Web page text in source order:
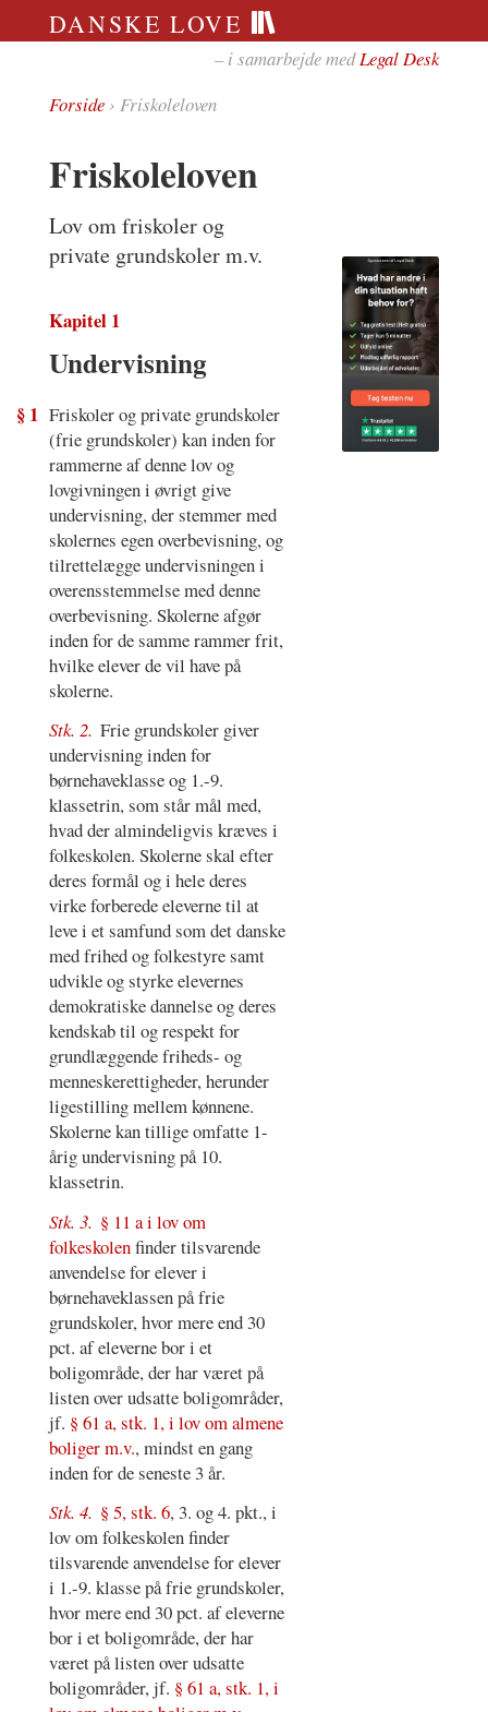
DANSKE LOVE
– i samarbejde medLegal Desk
Forside› Friskoleloven
Friskoleloven
Lov om friskoler og
private grundskoler m.v.
Kapitel 1
Undervisning
§ 1 Friskoler og private grundskoler
(frie grundskoler) kan inden for
rammerne af denne lov og
lovgivningen i øvrigt give
undervisning, der stemmer med
skolernes egen overbevisning, og
tilrettelægge undervisningen i
overensstemmelse med denne
overbevisning. Skolerne afgør
inden for de samme rammer frit,
hvilke elever de vil have på
skolerne.
Stk. 2. Frie grundskoler giver
undervisning inden for
børnehaveklasse og 1.-9.
klassetrin, som står mål med,
hvad der almindeligvis kræves i
folkeskolen. Skolerne skal efter
deres formål og i hele deres
virke forberede eleverne til at
leve i et samfund som det danske
med frihed og folkestyre samt
udvikle og styrke elevernes
demokratiske dannelse og deres
kendskab til og respekt for
grundlæggende friheds- og
menneskerettigheder, herunder
ligestilling mellem kønnene.
Skolerne kan tillige omfatte 1-
årig undervisning på 10.
klassetrin.
Stk. 3. § 11 a i lov om
folkeskolenfinder tilsvarende
anvendelse for elever i
børnehaveklassen på frie
grundskoler, hvor mere end 30
pct. af eleverne bor i et
boligområde, der har været på
listen over udsatte boligområder,
jf. § 61 a, stk. 1, i lov om almene
boliger m.v., mindst en gang
inden for de seneste 3 år.
Stk. 4. § 5, stk. 6, 3. og 4. pkt., i
lov om folkeskolen finder
tilsvarende anvendelse for elever
i 1.-9. klasse på frie grundskoler,
hvor mere end 30 pct. af eleverne
bor i et boligområde, der har
været på listen over udsatte
boligområder, jf. § 61 a, stk. 1, i